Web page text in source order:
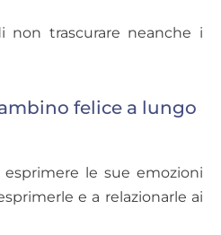
non trascurare neanche i
felice a lungo
le sue emozioni
e a relazionarle ai